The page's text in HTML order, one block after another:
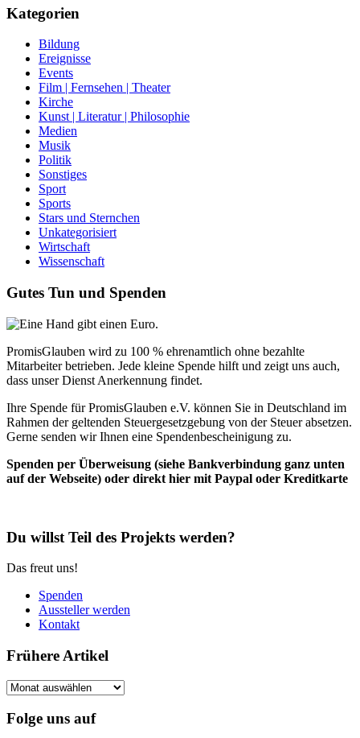
Kategorien
Bildung
Ereignisse
Events
Film | Fernsehen | Theater
Kirche
Kunst | Literatur | Philosophie
Medien
Musik
Politik
Sonstiges
Sport
Sports
Stars und Sternchen
Unkategorisiert
Wirtschaft
Wissenschaft
Gutes Tun und Spenden
PromisGlauben wird zu 100 % ehrenamtlich ohne bezahlte
Mitarbeiter betrieben. Jede kleine Spende hilft und zeigt uns auch,
dass unser Dienst Anerkennung findet.
Ihre Spende für PromisGlauben e.V. können Sie in Deutschland im
Rahmen der geltenden Steuergesetzgebung von der Steuer absetzen.
Gerne senden wir Ihnen eine Spendenbescheinigung zu.
Spenden per Überweisung (siehe Bankverbindung ganz unten
auf der Webseite) oder direkt hier mit Paypal oder Kreditkarte
Du willst Teil des Projekts werden?
Das freut uns!
Spenden
Aussteller werden
Kontakt
Frühere Artikel
Frühere
Folge uns auf